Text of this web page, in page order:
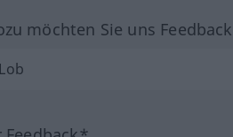
möchten Sie uns